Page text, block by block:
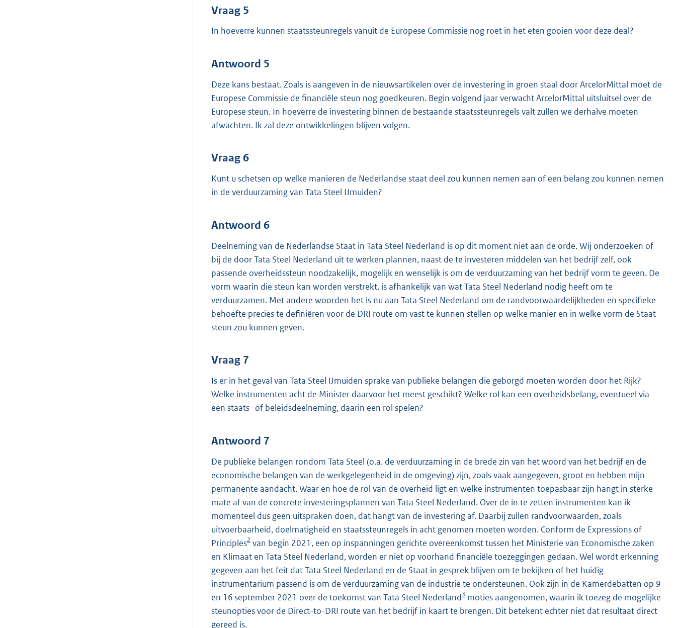
Vraag 5
In hoeverre kunnen staatssteunregels vanuit de Europese Commissie nog roet in het eten gooien voor deze deal?
Antwoord 5
Deze kans bestaat. Zoals is aangeven in de nieuwsartikelen over de investering in groen staal door ArcelorMittal moet de
Europese Commissie de financiële steun nog goedkeuren. Begin volgend jaar verwacht ArcelorMittal uitsluitsel over de
Europese steun. In hoeverre de investering binnen de bestaande staatssteunregels valt zullen we derhalve moeten
afwachten. Ik zal deze ontwikkelingen blijven volgen.
Vraag 6
Kunt u schetsen op welke manieren de Nederlandse staat deel zou kunnen nemen aan of een belang zou kunnen nemen
in de verduurzaming van Tata Steel IJmuiden?
Antwoord 6
Deelneming van de Nederlandse Staat in Tata Steel Nederland is op dit moment niet aan de orde. Wij onderzoeken of
bij de door Tata Steel Nederland uit te werken plannen, naast de te investeren middelen van het bedrijf zelf, ook
passende overheidssteun noodzakelijk, mogelijk en wenselijk is om de verduurzaming van het bedrijf vorm te geven. De
vorm waarin die steun kan worden verstrekt, is afhankelijk van wat Tata Steel Nederland nodig heeft om te
verduurzamen. Met andere woorden het is nu aan Tata Steel Nederland om de randvoorwaardelijkheden en specifieke
behoefte precies te definiëren voor de DRI route om vast te kunnen stellen op welke manier en in welke vorm de Staat
steun zou kunnen geven.
Vraag 7
Is er in het geval van Tata Steel IJmuiden sprake van publieke belangen die geborgd moeten worden door het Rijk?
Welke instrumenten acht de Minister daarvoor het meest geschikt? Welke rol kan een overheidsbelang, eventueel via
een staats- of beleidsdeelneming, daarin een rol spelen?
Antwoord 7
De publieke belangen rondom Tata Steel (o.a. de verduurzaming in de brede zin van het woord van het bedrijf en de
economische belangen van de werkgelegenheid in de omgeving) zijn, zoals vaak aangegeven, groot en hebben mijn
permanente aandacht. Waar en hoe de rol van de overheid ligt en welke instrumenten toepasbaar zijn hangt in sterke
mate af van de concrete investeringsplannen van Tata Steel Nederland. Over de in te zetten instrumenten kan ik
momenteel dus geen uitspraken doen, dat hangt van de investering af. Daarbij zullen randvoorwaarden, zoals
uitvoerbaarheid, doelmatigheid en staatssteunregels in acht genomen moeten worden. Conform de Expressions of
Principles2 van begin 2021, een op inspanningen gerichte overeenkomst tussen het Ministerie van Economische zaken
en Klimaat en Tata Steel Nederland, worden er niet op voorhand financiële toezeggingen gedaan. Wel wordt erkenning
gegeven aan het feit dat Tata Steel Nederland en de Staat in gesprek blijven om te bekijken of het huidig
instrumentarium passend is om de verduurzaming van de industrie te ondersteunen. Ook zijn in de Kamerdebatten op 9
en 16 september 2021 over de toekomst van Tata Steel Nederland3 moties aangenomen, waarin ik toezeg de mogelijke
steunopties voor de Direct-to-DRI route van het bedrijf in kaart te brengen. Dit betekent echter niet dat resultaat direct
gereed is.